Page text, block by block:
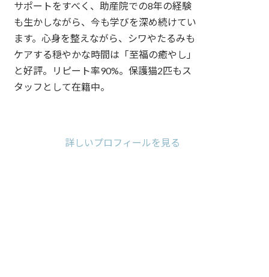
サポートをすべく、助産院での8年の経験
も生かしながら、今も学びを深め続けてい
ます。心身を整えながら、シワやたるみも
ケアする穏やかな時間は「至福の癒やし」
と好評。リピート率90%。保護猫2匹もス
タッフとして在籍中。
ン
ン
ン
詳しいプロフィールを見る